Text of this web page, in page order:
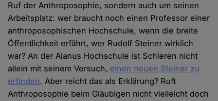
Ruf der Anthroposophie, sondern auch um seinen
Arbeitsplatz: wer braucht noch einen Professor einer
anthroposophischen Hochschule, wenn die breite
Öffentlichkeit erfährt, wer Rudolf Steiner wirklich
war? An der Alanus Hochschule ist Schieren nicht
allein mit seinem Versuch, einen neuen Steiner zu
erfinden. Aber reicht das als Erklärung? Ruft
Anthroposophie beim Gläubigen nicht vielleicht doch